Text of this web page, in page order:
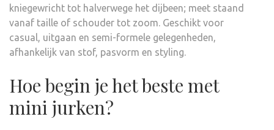
kniegewricht tot halverwege het dijbeen; meet staand
vanaf taille of schouder tot zoom. Geschikt voor
casual, uitgaan en semi-formele gelegenheden,
afhankelijk van stof, pasvorm en styling.
Hoe begin je het beste met
mini jurken?